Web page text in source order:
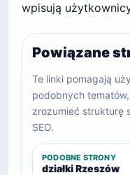
wpisują
Powiązane
Te linki pomagają
podobnych
zrozumieć strukturę
SEO.
PODOBNE STRONY
działki Rzeszów